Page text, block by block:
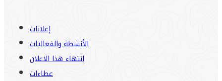
إعلانات
الأنشطة والفعاليات
انتهاء هذا الاعلان
عطاءات